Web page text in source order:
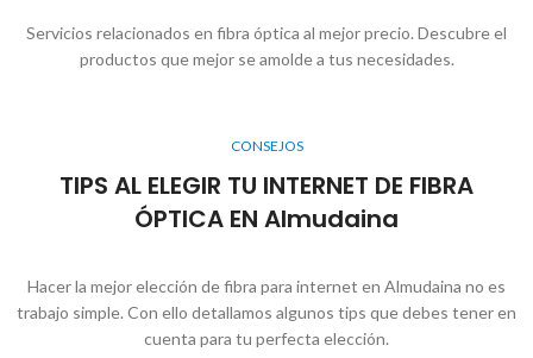
Servicios relacionados en fibra óptica al mejor precio. Descubre el
productos que mejor se amolde a tus necesidades.
CONSEJOS
TIPS AL ELEGIR TU INTERNET DE FIBRA
ÓPTICA EN Almudaina
Hacer la mejor elección de fibra para internet en Almudaina no es
trabajo simple. Con ello detallamos algunos tips que debes tener en
cuenta para tu perfecta elección.